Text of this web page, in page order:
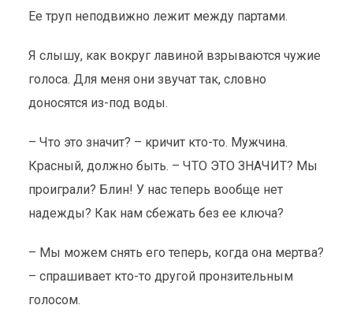
Ее труп неподвижно лежит между партами.
Я слышу, как вокруг лавиной взрываются чужие
голоса. Для меня они звучат так, словно
доносятся из-под воды.
– Что это значит? – кричит кто-то. Мужчина.
Красный, должно быть. – ЧТО ЭТО ЗНАЧИТ? Мы
проиграли? Блин! У нас теперь вообще нет
надежды? Как нам сбежать без ее ключа?
– Мы можем снять его теперь, когда она мертва?
– спрашивает кто-то другой пронзительным
голосом.